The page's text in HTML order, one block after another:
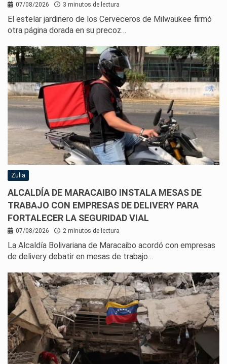
07/08/2026 3 minutos de lectura
El estelar jardinero de los Cerveceros de Milwaukee firmó
otra página dorada en su precoz…
Zulia
ALCALDÍA DE MARACAIBO INSTALA MESAS DE
TRABAJO CON EMPRESAS DE DELIVERY PARA
FORTALECER LA SEGURIDAD VIAL
07/08/2026 2 minutos de lectura
La Alcaldía Bolivariana de Maracaibo acordó con empresas
de delivery debatir en mesas de trabajo…